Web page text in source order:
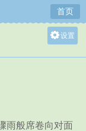
首页
设置
般席卷向对面